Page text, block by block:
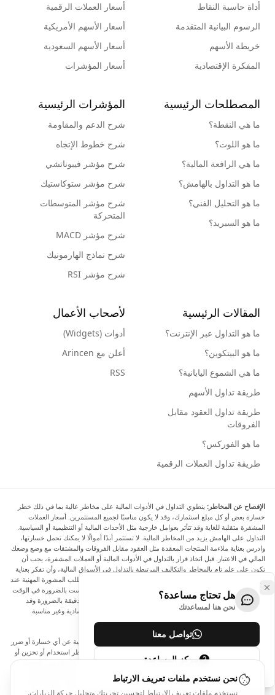
أداة حاسبة النقاط
الرسوم البيانية المتقدمة
خريطة الأسهم
المفكرة الإقتصادية
أسعار العملات الرقمية
أسعار الأسهم الأمريكية
أسعار الأسهم السعودية
أسعار المؤشرات
المصطلحات الرئيسية
ما هي النقطة؟
ما هو اللوت؟
ما هي الرافعة المالية؟
ما هو التداول بالهامش؟
ما هو التحليل الفني؟
ما هو السبريد؟
المؤشرات الرئيسية
شرح الدعم والمقاومة
شرح خطوط الإتجاه
شرح مؤشر فيبوناتشي
شرح مؤشر ستوكاستيك
شرح مؤشر المتوسطات
المتحركة
شرح مؤشر MACD
شرح نماذج الهارمونيك
شرح مؤشر RSI
المقالات الرئيسية
ما هو التداول عبر الإنترنت؟
ما هو البيتكوين؟
ما هي الشموع اليابانية؟
طريقة تداول الأسهم
طريقة تداول العقود مقابل
الفروقات
ما هو الفوركس؟
طريقة تداول العملات الرقمية
لأصحاب الأعمال
أدوات (Widgets)
أعلن مع Arincen
RSS
الإفصاح عن المخاطر: ينطوي التداول في الأدوات المالية على مخاطر عالية بما في ذلك خطر
خسارة بعض أو كل مبلغ استثمارك، وقد لا يكون مناسبًا لجميع المستثمرين. أسعار العملات
المشفرة متقلبة للغاية وقد تتأثر بعوامل خارجية مثل الأحداث المالية أو التنظيمية أو السياسية.
التداول على الهامش يزيد من المخاطر المالية. لا تستثمر أبدًا أموالًا لا يمكنك تحمل خسارتها،
وادرس بعناية ملاءمة المنتجات المعقدة مثل العقود مقابل الفروقات والمشتقات مع وضع وضعك
المالي في الاعتبار. قبل اتخاذ قرار بالتداول في الأدوات المالية أو العملات المشفرة، يجب أن
تكون على علم تام بالمخاطر والتكاليف المرتبطة بالتداول في الأسواق المالية، وأن تفكر بعناية
في أهدافك الاستثمارية ومستوى خبرتك ورغبتك في المخاطرة، وأن تطلب المشورة المهنية عند
الحاجة. تود Arincen أن تذكرك بأن البيانات الواردة في هذا الموقع ليست بالضرورة في الوقت
الفعلي وليست دقيقة. البيانات والأسعار الموجودة على الموقع ليست دقيقة بالضرورة وقد
تختلف عن السعر الفعلي في أي سوق معينة، مما يعني أن الأسعار إرشادية وغير مناسبة
لأغراض التداول.
لن يتحمل Arincen وأي مزود للبيانات الواردة في هذا الموقع المسؤولية عن أي خسارة أو ضرر
نتيجة لتداولك، أو اعتمادك على المعلومات الواردة في هذا الموقع. يحظر استخدام أو تخزين أو
إعادة إنتاج أو عرض أو تعديل أو نقل أو توزيع البيانات الموجودة في هذا الموقع دون الحصول
على إذن كتابي صريح مسبق من Arincen و/أو مزود البيانات. جميع حقوق الملكية الفكرية
محفوظة من قبل مقدمي الخدمة و/أو البورصة التي تقدم البيانات الواردة في هذا الموقع. قد
هل تحتاج مساعدة؟
نحن هنا لمساعدتك
تواصل معنا
مركز المساعدة
نحن نستخدم ملفات تعريف الارتباط
نستخدم ملفات تعريف الارتباط لتحسين تجربتك وتحليل حركة الزيارات.